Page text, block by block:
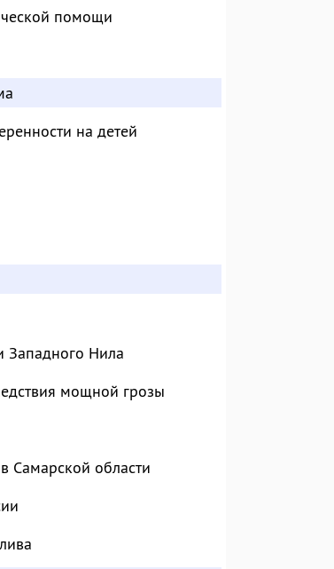
помощи
на детей
Западного Нила
мощной грозы
Самарской области